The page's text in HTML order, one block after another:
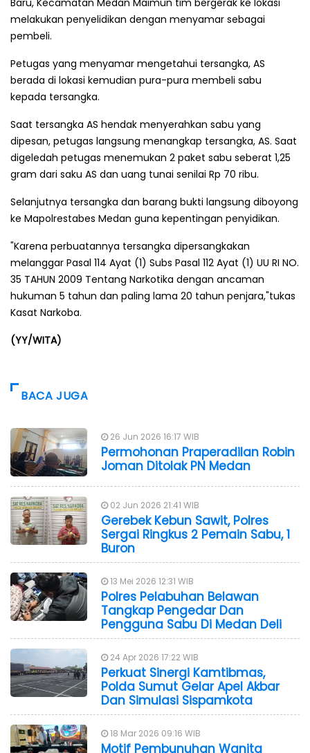
melakukan penyelidikan dengan menyamar sebagai
pembeli.
Petugas yang menyamar mengetahui tersangka, AS
berada di lokasi kemudian pura-pura membeli sabu
kepada tersangka.
Saat tersangka AS hendak menyerahkan sabu yang
dipesan, petugas langsung menangkap tersangka, AS. Saat
digeledah petugas menemukan 2 paket sabu seberat 1,25
gram dari saku AS dan uang tunai senilai Rp 70 ribu.
Selanjutnya tersangka dan barang bukti langsung diboyong
ke Mapolrestabes Medan guna kepentingan penyidikan.
"Karena perbuatannya tersangka dipersangkakan
melanggar Pasal 114 Ayat (1) Subs Pasal 112 Ayat (1) UU RI NO.
35 TAHUN 2009 Tentang Narkotika dengan ancaman
hukuman 5 tahun dan paling lama 20 tahun penjara,"tukas
Kasat Narkoba.
(YY/WITA)
BACA JUGA
26 Jun 2026 16:17 WIB
Permohonan Praperadilan Robin
Joman Ditolak PN Medan
02 Jun 2026 21:41 WIB
Gerebek Kebun Sawit, Polres
Sergai Ringkus 2 Pemain Sabu, 1
Buron
13 Mei 2026 12:31 WIB
Polres Pelabuhan Belawan
Tangkap Pengedar Dan
Pengguna Sabu Di Medan Deli
24 Apr 2026 17:22 WIB
Perkuat Sinergi Kamtibmas,
Polda Sumut Gelar Apel Akbar
Dan Simulasi Sispamkota
18 Mar 2026 09:16 WIB
Motif Pembunuhan Wanita